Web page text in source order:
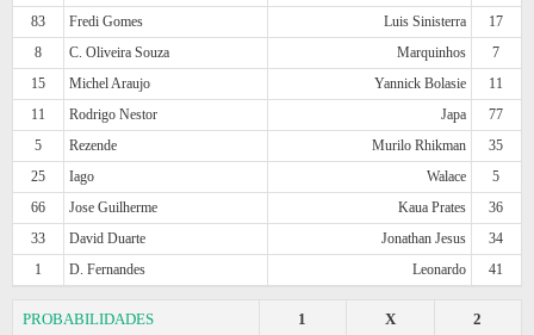
83
Fredi Gomes Luis Sinisterra
17
8
C. Oliveira Souza Marquinhos
7
15
Michel Araujo Yannick Bolasie
11
11
Rodrigo Nestor Japa
77
5
Rezende Murilo Rhikman
35
25
Iago Walace
5
66
Jose Guilherme Kaua Prates
36
33
David Duarte Jonathan Jesus
34
1
D. Fernandes Leonardo 41
PROBABILIDADES 2
X
1